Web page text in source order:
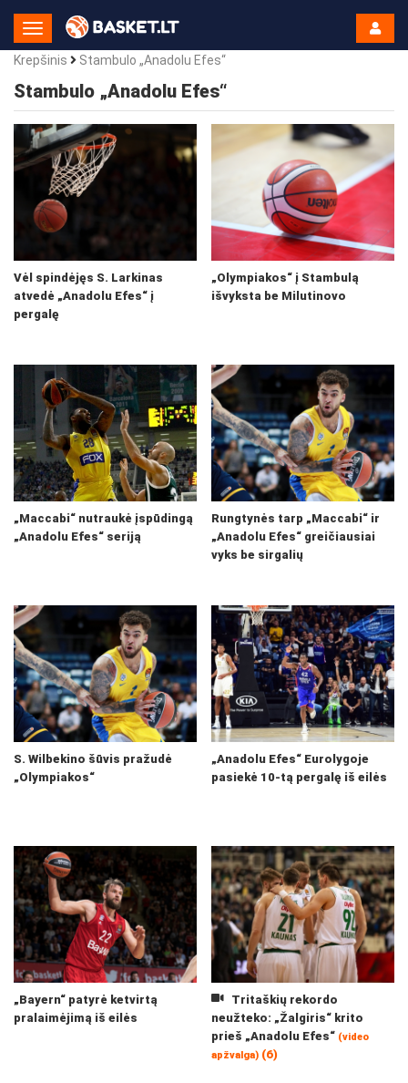
Toggle
Navigation
Krepšinis
Stambulo „Anadolu Efes“
Stambulo „Anadolu Efes“
Vėl spindėjęs S. Larkinas
atvedė „Anadolu Efes“ į
pergalę
„Olympiakos“ į Stambulą
išvyksta be Milutinovo
„Maccabi“ nutraukė įspūdingą
„Anadolu Efes“ seriją
Rungtynės tarp „Maccabi“ ir
„Anadolu Efes“ greičiausiai
vyks be sirgalių
S. Wilbekino šūvis pražudė
„Olympiakos“
„Anadolu Efes“ Eurolygoje
pasiekė 10-tą pergalę iš eilės
„Bayern“ patyrė ketvirtą
pralaimėjimą iš eilės
Tritaškių rekordo
neužteko: „Žalgiris“ krito
prieš „Anadolu Efes“ (video
apžvalga) (6)